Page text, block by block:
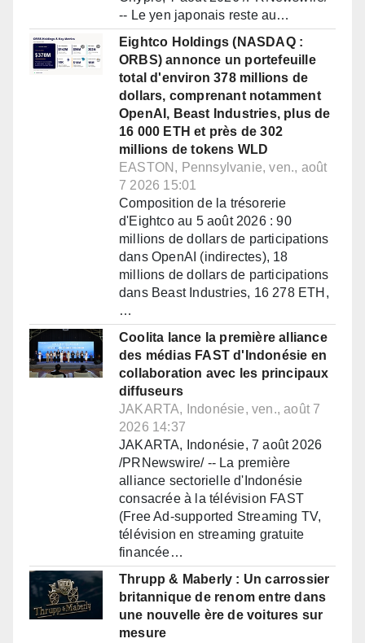
-- Le yen japonais reste au…
Eightco Holdings (NASDAQ :
ORBS) annonce un portefeuille
total d'environ 378 millions de
dollars, comprenant notamment
OpenAI, Beast Industries, plus de
16 000 ETH et près de 302
millions de tokens WLD
EASTON, Pennsylvanie, ven., août
7 2026 15:01
Composition de la trésorerie
d'Eightco au 5 août 2026 : 90
millions de dollars de participations
dans OpenAI (indirectes), 18
millions de dollars de participations
dans Beast Industries, 16 278 ETH,
…
Coolita lance la première alliance
des médias FAST d'Indonésie en
collaboration avec les principaux
diffuseurs
JAKARTA, Indonésie, ven., août 7
2026 14:37
JAKARTA, Indonésie, 7 août 2026
/PRNewswire/ -- La première
alliance sectorielle d'Indonésie
consacrée à la télévision FAST
(Free Ad-supported Streaming TV,
télévision en streaming gratuite
financée…
Thrupp & Maberly : Un carrossier
britannique de renom entre dans
une nouvelle ère de voitures sur
mesure